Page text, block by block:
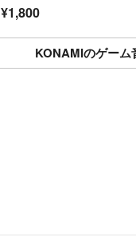
¥1,800
KONAMIのゲーム